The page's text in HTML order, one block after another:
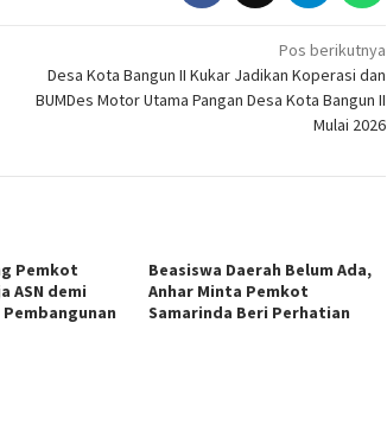
Pos berikutnya
Desa Kota Bangun II Kukar Jadikan Koperasi dan
BUMDes Motor Utama Pangan Desa Kota Bangun II
Mulai 2026
Pemkot
ASN demi
Beasiswa Daerah Belum Ada,
Anhar Minta Pemkot
Samarinda Beri Perhatian